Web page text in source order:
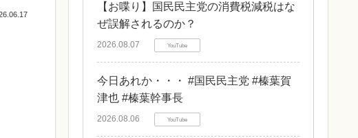
【お喋り】国民民主党の消費税減税はな
ぜ誤解されるのか？
2026.08.07 YouTube
今日あれか・・・ #国民民主党 #榛葉賀
津也 #榛葉幹事長
2026.08.06 YouTube